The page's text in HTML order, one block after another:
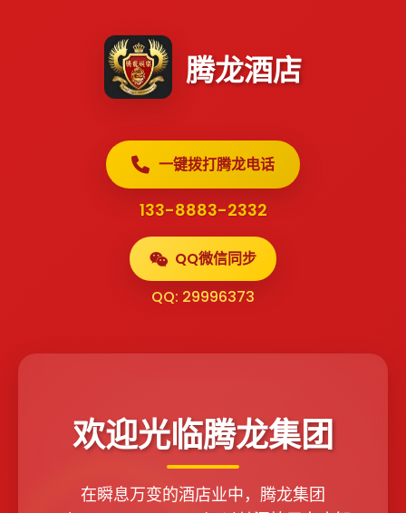
腾龙酒店
一键拨打腾龙电话
133-8883-2332
QQ微信同步
QQ: 29996373
欢迎光临腾龙集团
在瞬息万变的酒店业中，腾龙集团